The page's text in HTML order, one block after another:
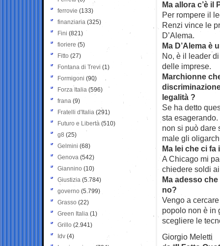
Ma allora c’è
Per rompere il
Renzi vince le
D’Alema.
Ma D’Alema
No, è il leader
delle imprese.
Marchionne
legalità ?
Se ha detto
sta
non si può dare
male gli
Ma lei che ci fa
A Chicago mi
chiedere soldi
Ma adesso
no?
Vengo a
popolo non è in
scegliere le
Giorgio Meletti
ferrovie (133)
finanziaria (325)
Fini (821)
fioriere (5)
Fitto (27)
Fontana di Trevi (1)
Formigoni (90)
Forza Italia (596)
frana (9)
Fratelli d'Italia (291)
Futuro e Libertà (510)
g8 (25)
Gelmini (68)
Genova (542)
Giannino (10)
Giustizia (5.784)
governo (5.799)
Grasso (22)
Green Italia (1)
Grillo (2.941)
Idv (4)